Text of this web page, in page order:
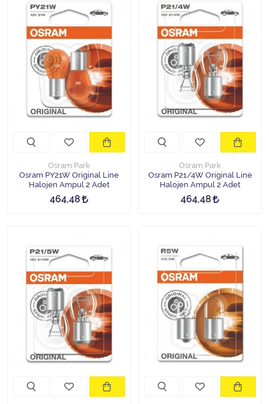
Osram Park
Osram PY21W Original Line
Halojen Ampul 2 Adet
464,48
Osram Park
Osram P21/4W Original Line
Halojen Ampul 2 Adet
464,48